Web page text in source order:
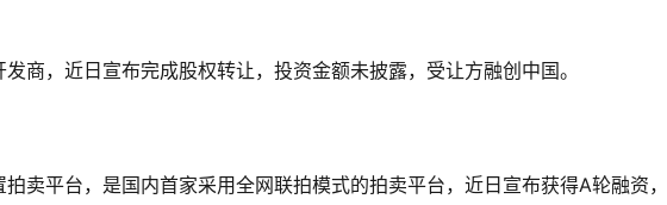
商，近日宣布完成股权转让，投资金额未披露，受让方融创中国。
卖平台，是国内首家采用全网联拍模式的拍卖平台，近日宣布获得A轮融资